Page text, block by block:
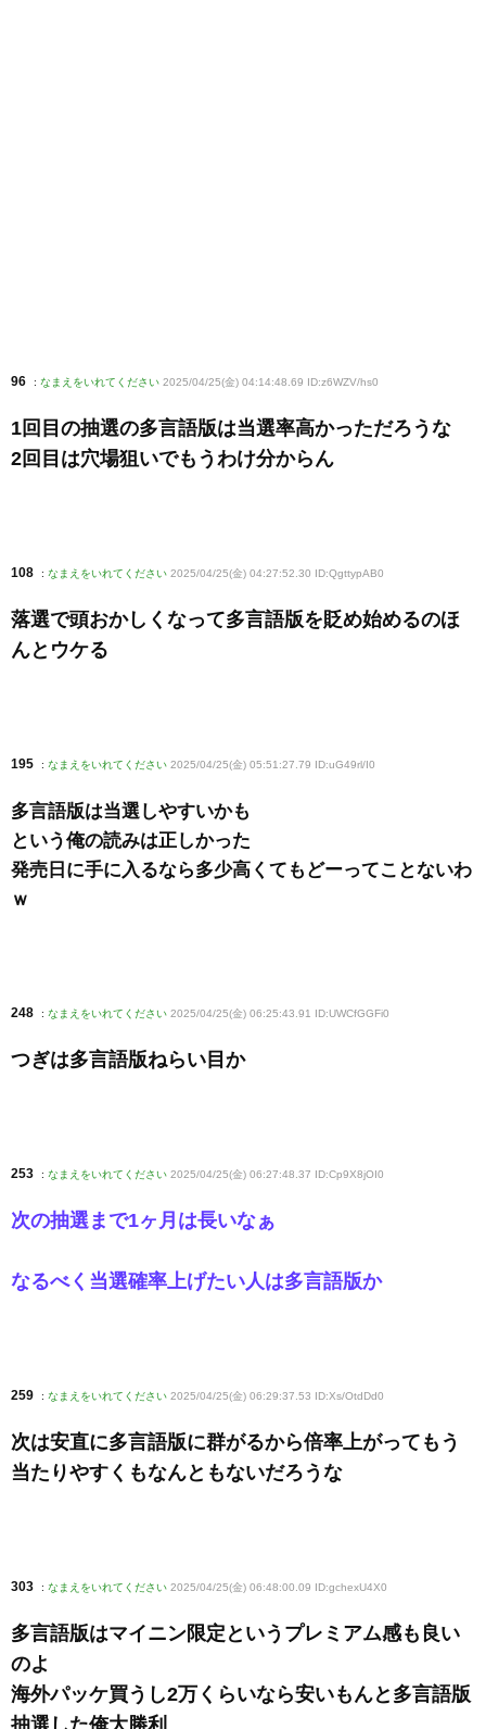
96 : なまえをいれてください 2025/04/25(金) 04:14:48.69 ID:z6WZV/hs0
1回目の抽選の多言語版は当選率高かっただろうな
2回目は穴場狙いでもうわけ分からん
108 : なまえをいれてください 2025/04/25(金) 04:27:52.30 ID:QgttypAB0
落選で頭おかしくなって多言語版を貶め始めるのほ
んとウケる
195 : なまえをいれてください 2025/04/25(金) 05:51:27.79 ID:uG49rl/I0
多言語版は当選しやすいかも
という俺の読みは正しかった
発売日に手に入るなら多少高くてもどーってことないわ
ｗ
248 : なまえをいれてください 2025/04/25(金) 06:25:43.91 ID:UWCfGGFi0
つぎは多言語版ねらい目か
253 : なまえをいれてください 2025/04/25(金) 06:27:48.37 ID:Cp9X8jOI0
次の抽選まで1ヶ月は長いなぁ
なるべく当選確率上げたい人は多言語版か
259 : なまえをいれてください 2025/04/25(金) 06:29:37.53 ID:Xs/OtdDd0
次は安直に多言語版に群がるから倍率上がってもう
当たりやすくもなんともないだろうな
303 : なまえをいれてください 2025/04/25(金) 06:48:00.09 ID:gchexU4X0
多言語版はマイニン限定というプレミアム感も良い
のよ
海外パッケ買うし2万くらいなら安いもんと多言語版